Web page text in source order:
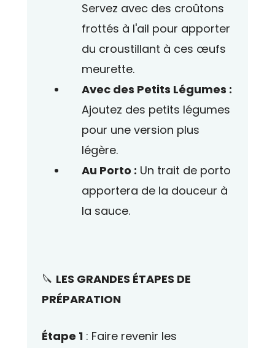
Servez avec des croûtons
frottés à l'ail pour apporter
du croustillant à ces œufs
meurette.
Avec des Petits Légumes :
Ajoutez des petits légumes
pour une version plus
légère.
Au Porto : Un trait de porto
apportera de la douceur à
la sauce.
🔪 LES GRANDES ÉTAPES DE
PRÉPARATION
Étape 1 : Faire revenir les